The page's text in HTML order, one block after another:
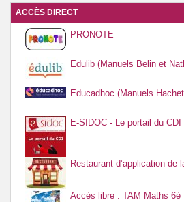
ACCÈS DIRECT
PRONOTE
Edulib (Manuels Belin et
Educadhoc (Manuels
E-SIDOC - Le portail du CDI
Restaurant d’application de
Accès libre : TAM Maths 6è